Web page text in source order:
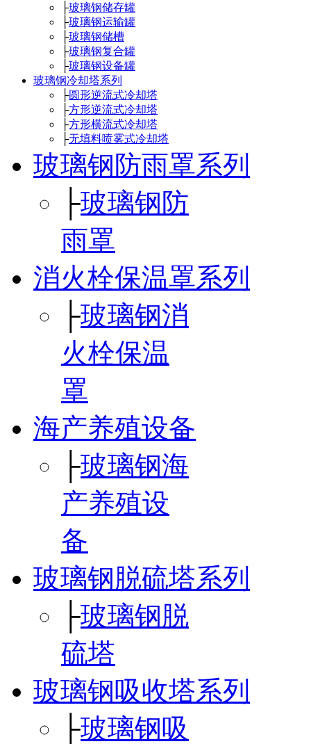
├玻璃钢储存罐
├玻璃钢运输罐
├玻璃钢储槽
├玻璃钢复合罐
├玻璃钢设备罐
玻璃钢冷却塔系列
├圆形逆流式冷却塔
├方形逆流式冷却塔
├方形横流式冷却塔
├无填料喷雾式冷却塔
玻璃钢防雨罩系列
├玻璃钢防
雨罩
消火栓保温罩系列
├玻璃钢消
火栓保温
罩
海产养殖设备
├玻璃钢海
产养殖设
备
玻璃钢脱硫塔系列
├玻璃钢脱
硫塔
玻璃钢吸收塔系列
├玻璃钢吸